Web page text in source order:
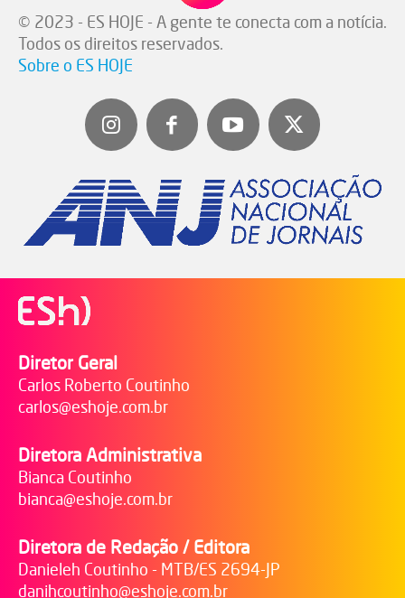
© 2023 - ES HOJE - A gente te conecta com a notícia.
Todos os direitos reservados.
Sobre o ES HOJE
Diretor Geral
Carlos Roberto Coutinho
carlos@eshoje.com.br
Diretora Administrativa
Bianca Coutinho
bianca@eshoje.com.br
Diretora de Redação / Editora
Danieleh Coutinho - MTB/ES 2694-JP
danihcoutinho@eshoje.com.br